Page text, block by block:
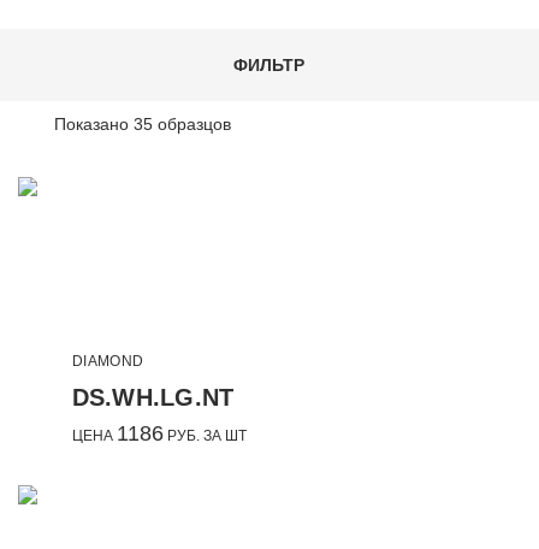
ФИЛЬТР
Показано35образцов
DIAMOND
DS.WH.LG.NT
ЦЕНА 1186РУБ. ЗА ШТ